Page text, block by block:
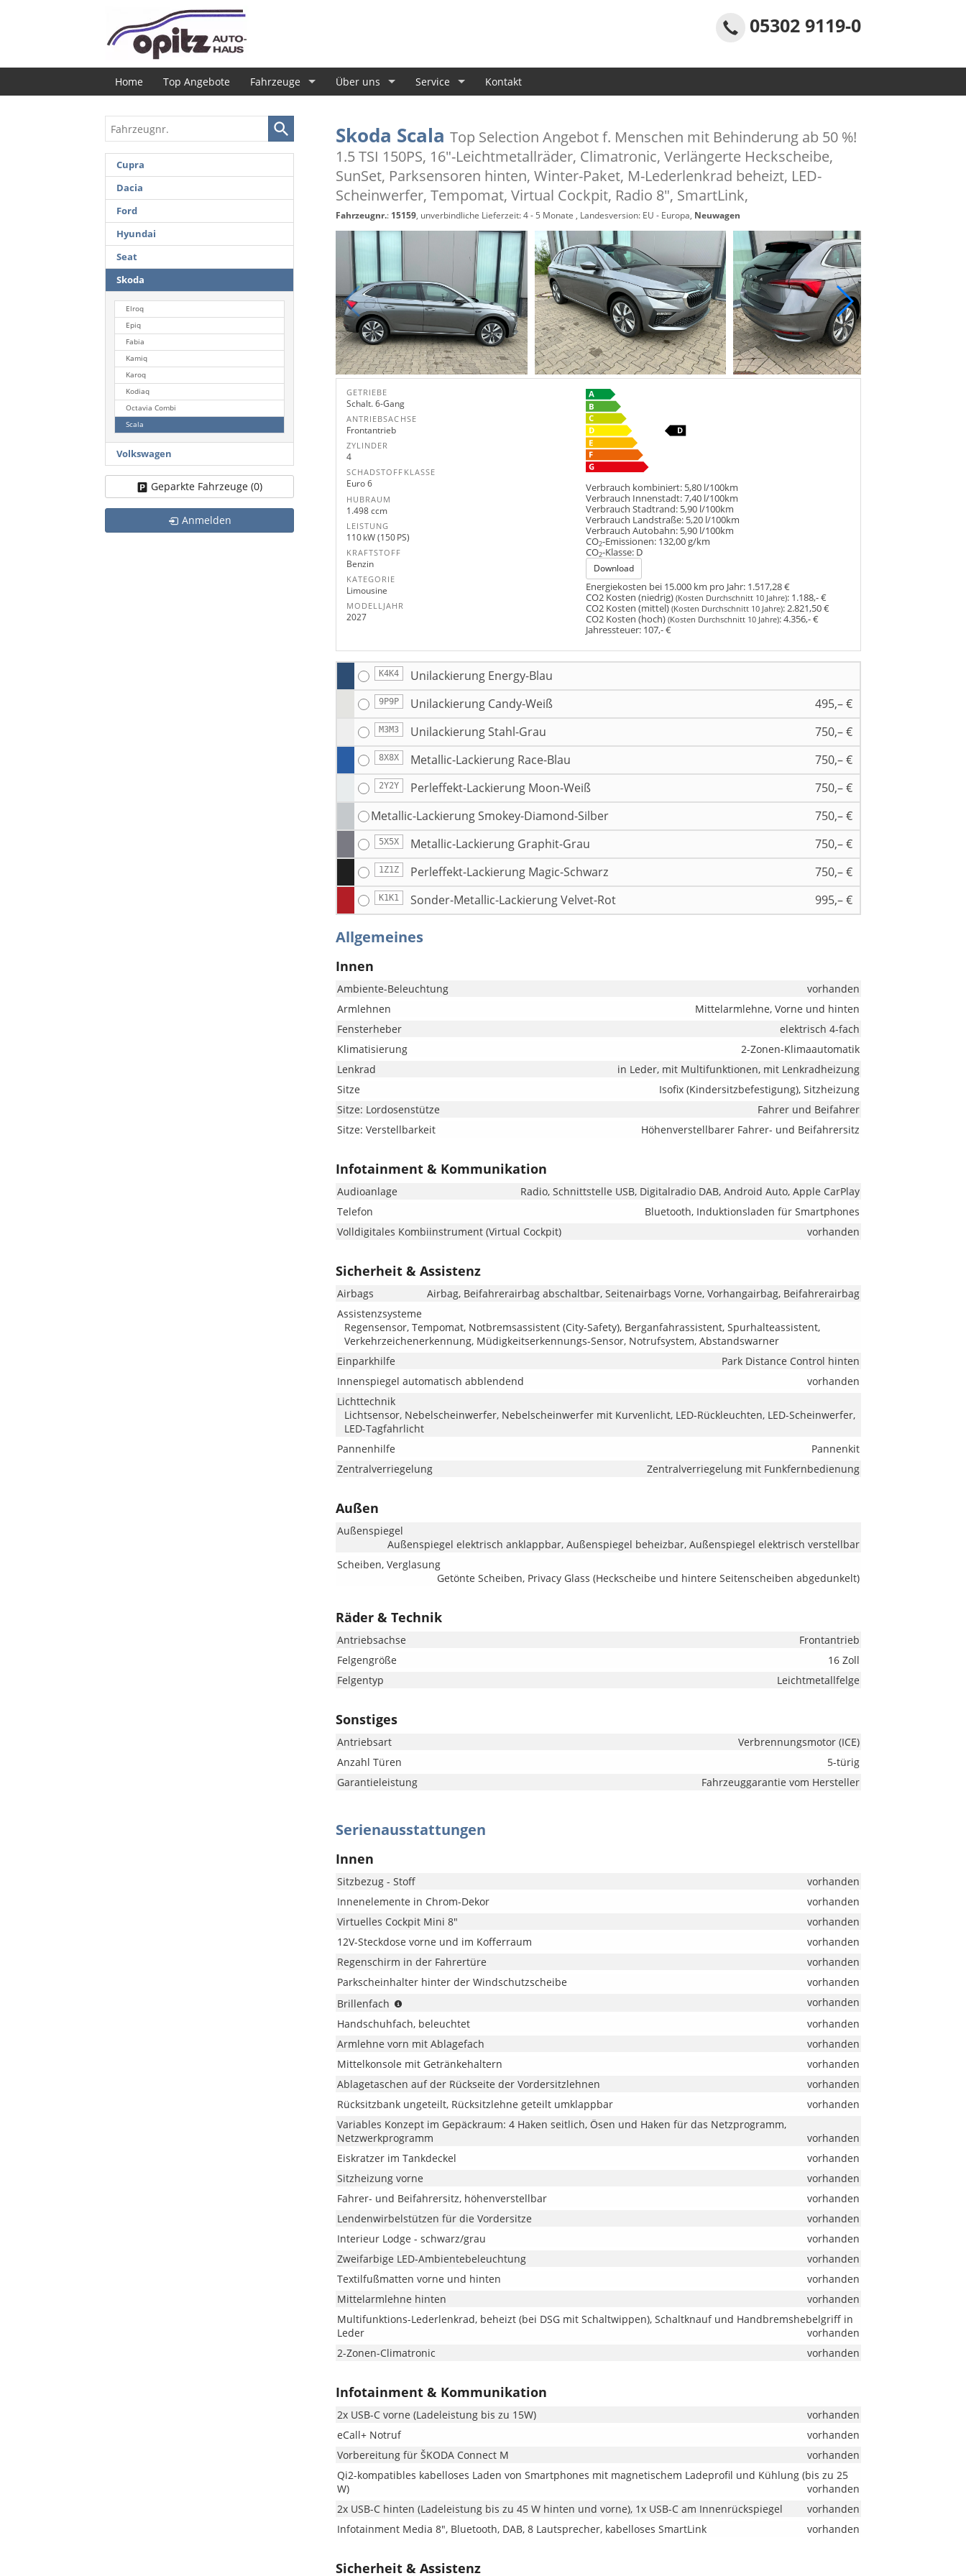
05302 9119-0
Home Top Angebote Fahrzeuge Über uns Service Kontakt
Skoda Scala Top Selection Angebot f. Menschen mit Behinderung ab 50 %!
1.5 TSI 150PS, 16"-Leichtmetallräder, Climatronic, Verlängerte Heckscheibe,
SunSet, Parksensoren hinten, Winter-Paket, M-Lederlenkrad beheizt, LED-
Scheinwerfer, Tempomat, Virtual Cockpit, Radio 8", SmartLink,
Fahrzeugnr.: 15159, unverbindliche Lieferzeit: 4 - 5 Monate , Landesversion: EU - Europa, Neuwagen
GETRIEBE
Schalt. 6-Gang
ANTRIEBSACHSE
Frontantrieb
ZYLINDER
4
SCHADSTOFFKLASSE
Euro 6
HUBRAUM
1.498 ccm
LEISTUNG
110 kW (150 PS)
KRAFTSTOFF
Benzin
KATEGORIE
Limousine
MODELLJAHR
2027
Verbrauch kombiniert: 5,80 l/100km
Verbrauch Innenstadt:7,40 l/100km
Verbrauch Stadtrand: 5,90 l/100km
Verbrauch Landstraße: 5,20 l/100km
Verbrauch Autobahn: 5,90 l/100km
CO2-Emissionen: 132,00 g/km
CO2-Klasse: D
Download
Energiekosten bei 15.000 km pro Jahr: 1.517,28 €
CO2 Kosten (niedrig)(Kosten Durchschnitt 10 Jahre): 1.188,- €
CO2 Kosten (mittel)(Kosten Durchschnitt 10 Jahre):2.821,50 €
CO2 Kosten (hoch)(Kosten Durchschnitt 10 Jahre):4.356,- €
Jahressteuer: 107,- €
K4K4 Unilackierung Energy-Blau
9P9P Unilackierung Candy-Weiß 495,– €
M3M3 Unilackierung Stahl-Grau 750,– €
8X8X Metallic-Lackierung Race-Blau 750,– €
2Y2Y Perleffekt-Lackierung Moon-Weiß
750,– €
Metallic-Lackierung Smokey-Diamond-Silber
750,– €
5X5X Metallic-Lackierung Graphit-Grau 750,– €
1Z1Z Perleffekt-Lackierung Magic-Schwarz 750,– €
K1K1 Sonder-Metallic-Lackierung Velvet-Rot 995,– €
Allgemeines
Innen
Ambiente-Beleuchtung
vorhanden
Armlehnen
Mittelarmlehne, Vorne und hinten
Fensterheber
elektrisch 4-fach
Klimatisierung
2-Zonen-Klimaautomatik
Lenkrad
in Leder, mit Multifunktionen, mit Lenkradheizung
Sitze
Isofix (Kindersitzbefestigung), Sitzheizung
Sitze: Lordosenstütze
Fahrer und Beifahrer
Sitze: Verstellbarkeit
Höhenverstellbarer Fahrer- und Beifahrersitz
Infotainment & Kommunikation
Audioanlage
Radio, Schnittstelle USB, Digitalradio DAB, Android Auto, Apple CarPlay
Telefon
Bluetooth, Induktionsladen für Smartphones
Volldigitales Kombiinstrument (Virtual Cockpit)
vorhanden
Sicherheit & Assistenz
Airbags
Airbag, Beifahrerairbag abschaltbar, Seitenairbags Vorne, Vorhangairbag, Beifahrerairbag
Assistenzsysteme
Regensensor, Tempomat, Notbremsassistent (City-Safety), Berganfahrassistent, Spurhalteassistent,
Verkehrzeichenerkennung, Müdigkeitserkennungs-Sensor, Notrufsystem, Abstandswarner
Einparkhilfe
Park Distance Control hinten
Innenspiegel automatisch abblendend
vorhanden
Lichttechnik
Lichtsensor, Nebelscheinwerfer, Nebelscheinwerfer mit Kurvenlicht, LED-Rückleuchten, LED-Scheinwerfer,
LED-Tagfahrlicht
Pannenhilfe
Pannenkit
Zentralverriegelung
Zentralverriegelung mit Funkfernbedienung
Außen
Außenspiegel
Außenspiegel elektrisch anklappbar, Außenspiegel beheizbar, Außenspiegel elektrisch verstellbar
Scheiben, Verglasung
Getönte Scheiben, Privacy Glass (Heckscheibe und hintere Seitenscheiben abgedunkelt)
Räder & Technik
Antriebsachse
Frontantrieb
Felgengröße
16 Zoll
Felgentyp
Leichtmetallfelge
Sonstiges
Antriebsart
Verbrennungsmotor (ICE)
Anzahl Türen
5-türig
Garantieleistung
Fahrzeuggarantie vom Hersteller
Serienausstattungen
Innen
Sitzbezug - Stoff
vorhanden
Innenelemente in Chrom-Dekor
vorhanden
Virtuelles Cockpit Mini 8"
vorhanden
12V-Steckdose vorne und im Kofferraum
vorhanden
Regenschirm in der Fahrertüre
vorhanden
Parkscheinhalter hinter der Windschutzscheibe
vorhanden
Brillenfach
i.V.
mit
dem
optionalen
Panoramadach!)
vorhanden
Handschuhfach, beleuchtet
vorhanden
Armlehne vorn mit Ablagefach
vorhanden
Mittelkonsole mit Getränkehaltern
vorhanden
Ablagetaschen auf der Rückseite der Vordersitzlehnen
vorhanden
Rücksitzbank ungeteilt, Rücksitzlehne geteilt umklappbar
vorhanden
Variables Konzept im Gepäckraum: 4 Haken seitlich, Ösen und Haken für das Netzprogramm,
Netzwerkprogramm
vorhanden
Eiskratzer im Tankdeckel
vorhanden
Sitzheizung vorne
vorhanden
Fahrer- und Beifahrersitz, höhenverstellbar
vorhanden
Lendenwirbelstützen für die Vordersitze
vorhanden
Interieur Lodge - schwarz/grau
vorhanden
Zweifarbige LED-Ambientebeleuchtung
vorhanden
Textilfußmatten vorne und hinten
vorhanden
Mittelarmlehne hinten
vorhanden
Multifunktions-Lederlenkrad, beheizt (bei DSG mit Schaltwippen), Schaltknauf und Handbremshebelgriff in
Leder
vorhanden
2-Zonen-Climatronic
vorhanden
Infotainment & Kommunikation
2x USB-C vorne (Ladeleistung bis zu 15W)
vorhanden
eCall+ Notruf
vorhanden
Vorbereitung für ŠKODA Connect M
vorhanden
Qi2-kompatibles kabelloses Laden von Smartphones mit magnetischem Ladeprofil und Kühlung (bis zu 25
W)
vorhanden
2x USB-C hinten (Ladeleistung bis zu 45 W hinten und vorne), 1x USB-C am Innenrückspiegel
vorhanden
Infotainment Media 8", Bluetooth, DAB, 8 Lautsprecher, kabelloses SmartLink
vorhanden
Sicherheit & Assistenz
Fahrzeugnr.
Cupra
Dacia
Ford
Hyundai
Seat
Skoda
Elroq
Epiq
Fabia
Kamiq
Karoq
Kodiaq
Octavia Combi
Scala
Volkswagen
Geparkte Fahrzeuge (0)
Anmelden